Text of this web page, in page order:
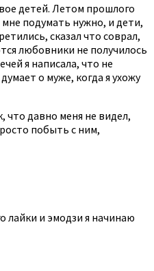
детей. Летом прошлого
мне подумать нужно, и дети,
сказал что соврал,
любовники не получилось
я написала, что не
о муже, когда я ухожу
что давно меня не видел,
побыть с ним,
лайки и эмодзи я начинаю